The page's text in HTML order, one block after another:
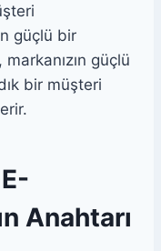
güçlü bir
güçlü
bir müşteri
Anahtarı